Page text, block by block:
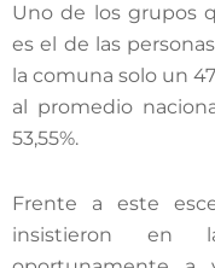
Uno de los grupos
es el de las
la comuna solo un
al promedio
53,55%.
Frente a este
insistieron en